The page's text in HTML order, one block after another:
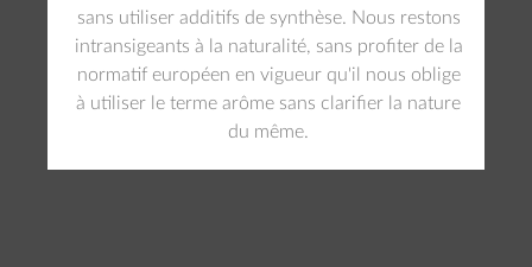
sans utiliser additifs de synthèse. Nous restons
intransigeants à la naturalité, sans profiter de la
normatif européen en vigueur qu'il nous oblige
à utiliser le terme arôme sans clarifier la nature
du même.